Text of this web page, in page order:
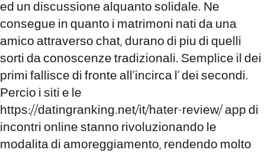
ed un discussione alquanto solidale. Ne
consegue in quanto i matrimoni nati da una
amico attraverso chat, durano di piu di quelli
sorti da conoscenze tradizionali. Semplice il dei
primi fallisce di fronte all’incirca l’ dei secondi.
Percio i siti e le
https://datingranking.net/it/hater-review/ app di
incontri online stanno rivoluzionando le
modalita di amoreggiamento, rendendo molto